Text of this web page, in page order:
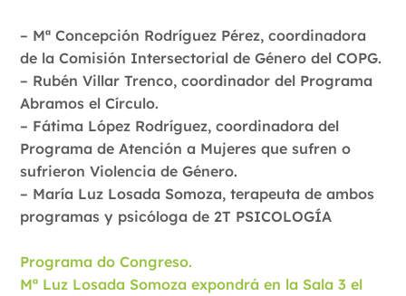
– Mª Concepción Rodríguez Pérez, coordinadora
de la Comisión Intersectorial de Género del COPG.
– Rubén Villar Trenco, coordinador del Programa
Abramos el Círculo.
– Fátima López Rodríguez, coordinadora del
Programa de Atención a Mujeres que sufren o
sufrieron Violencia de Género.
– María Luz Losada Somoza, terapeuta de ambos
programas y psicóloga de 2T PSICOLOGÍA
Programa do Congreso.
Mª Luz Losada Somoza expondrá en la Sala 3 el